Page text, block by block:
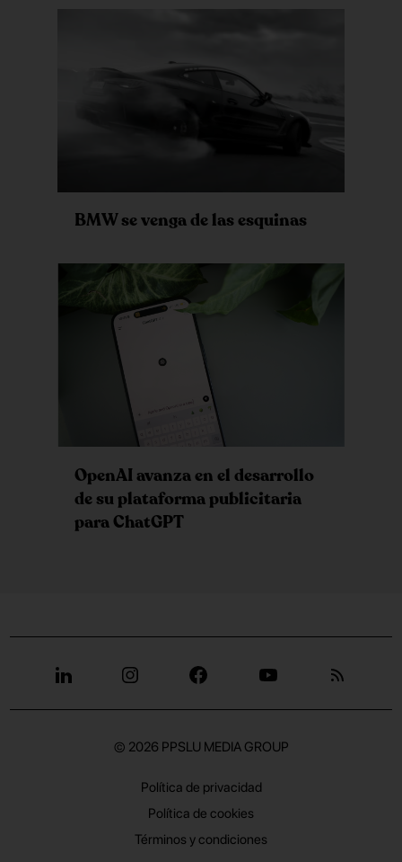
BMW se venga de las esquinas
OpenAI avanza en el desarrollo
de su plataforma publicitaria
para ChatGPT
© 2026 PPSLU MEDIA GROUP
Política de privacidad
Política de cookies
Términos y condiciones